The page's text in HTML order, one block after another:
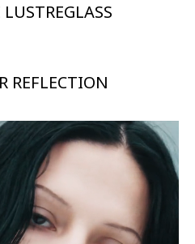
REFLECTION